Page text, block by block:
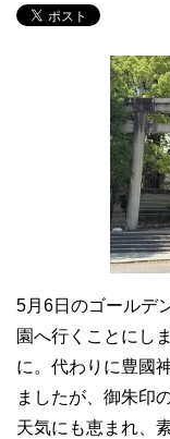
5月6日のゴールデ
園へ行くことにし
に。代わりに豊國
ましたが、御朱印
天気にも恵まれ、